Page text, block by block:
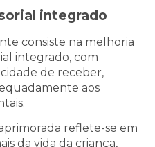
integrado
consiste na melhoria
integrado, com
de receber,
aos
reflete-se em
da vida da criança,